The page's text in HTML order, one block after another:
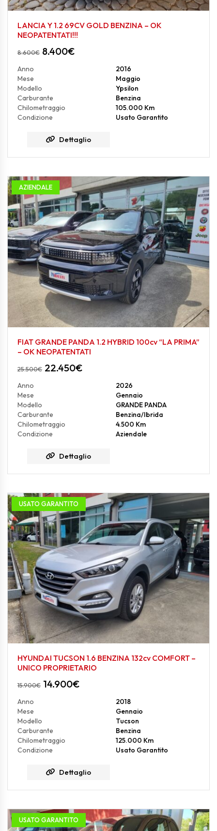
LANCIA Y 1.2 69CV GOLD BENZINA – OK
NEOPATENTATI!!!
8.600€ 8.400€
Anno
2016
Mese
Maggio
Modello
Ypsilon
Carburante
Benzina
Chilometraggio
105.000 Km
Condizione
Usato Garantito
Dettaglio
AZIENDALE
FIAT GRANDE PANDA 1.2 HYBRID 100cv “LA PRIMA”
– OK NEOPATENTATI
25.500€ 22.450€
Anno
2026
Mese
Gennaio
Modello
GRANDE PANDA
Carburante
Benzina/Ibrida
Chilometraggio
4.500 Km
Condizione
Aziendale
Dettaglio
USATO GARANTITO
HYUNDAI TUCSON 1.6 BENZINA 132cv COMFORT –
UNICO PROPRIETARIO
15.900€ 14.900€
Anno
2018
Mese
Gennaio
Modello
Tucson
Carburante
Benzina
Chilometraggio
125.000 Km
Condizione
Usato Garantito
Dettaglio
USATO GARANTITO